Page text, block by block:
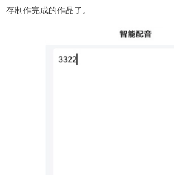
存制作完成的作品了。